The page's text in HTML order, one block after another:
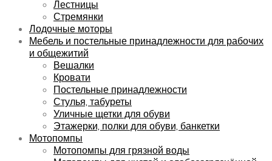
Лестницы
Стремянки
Лодочные моторы
Мебель и постельные принадлежности для рабочих
и общежитий
Вешалки
Кровати
Постельные принадлежности
Стулья, табуреты
Уличные щетки для обуви
Этажерки, полки для обуви, банкетки
Мотопомпы
Мотопомпы для грязной воды